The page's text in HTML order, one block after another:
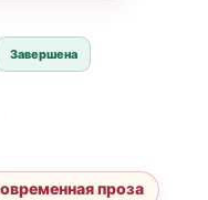
Завершена
проза